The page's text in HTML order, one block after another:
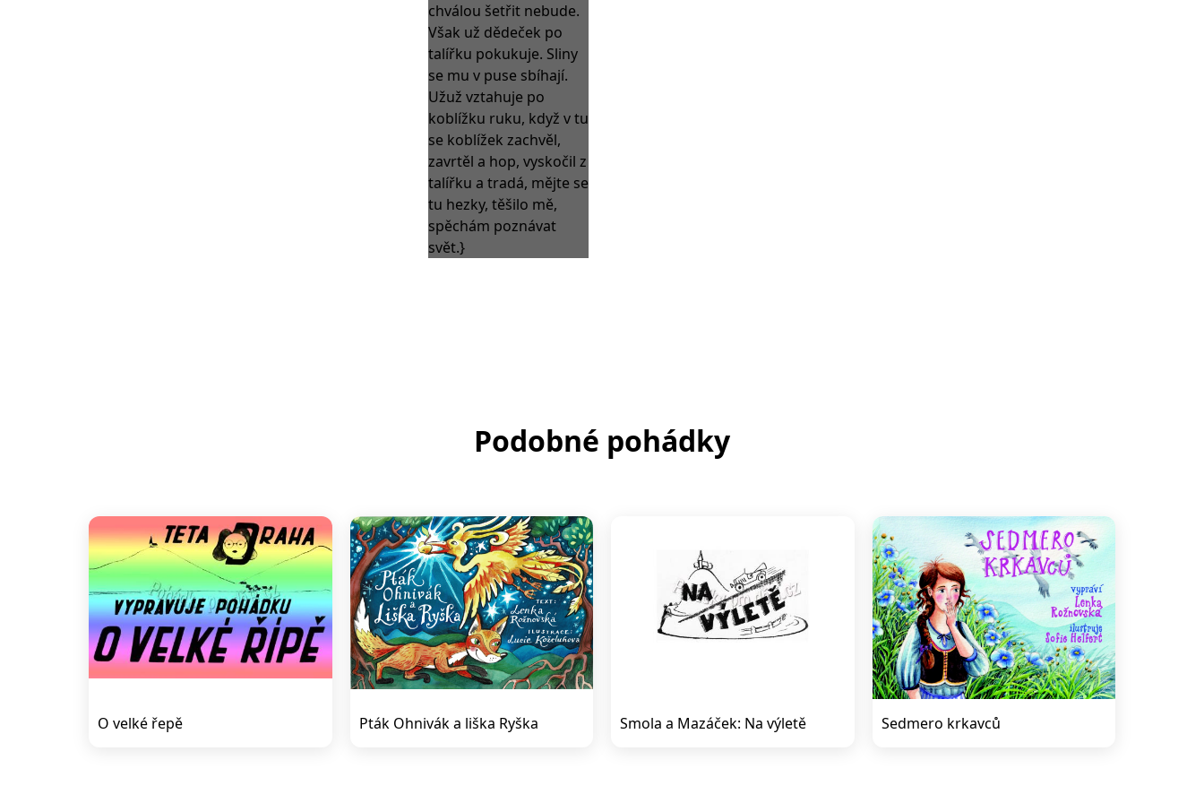
Podobné pohádky
O velké řepě Pták Ohnivák a liška Ryška Smola a Mazáček: Na výletě Sedmero krkavců